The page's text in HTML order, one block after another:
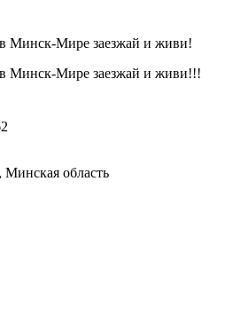
в Минск-Мире заезжай и живи!
в Минск-Мире заезжай и живи!!!
Минская область